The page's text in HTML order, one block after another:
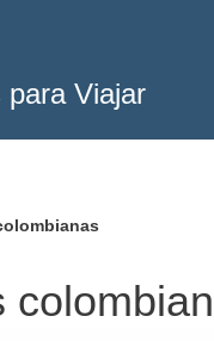
para Viajar